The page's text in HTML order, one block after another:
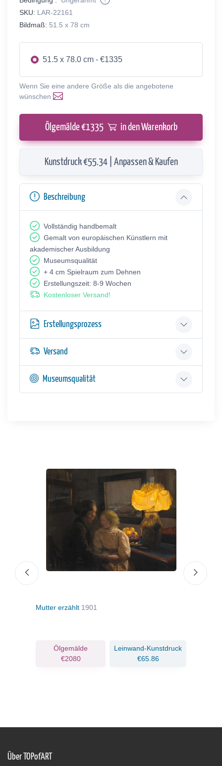
SKU: LAR-22161
Bildmaß: 51.5 x 78 cm
51.5 x 78.0 cm - €1335
Wenn Sie eine andere Größe als die angebotene
wünschen
Ölgemälde €1335 in den Warenkorb
Kunstdruck €55.34 | Anpassen & Kaufen
Beschreibung
Vollständig handbemalt
Gemalt von europäischen Künstlern mit
akademischer Ausbildung
Museumsqualität
+ 4 cm Spielraum zum Dehnen
Erstellungszeit: 8-9 Wochen
Kostenloser Versand!
Erstellungsprozess
Versand
Museumsqualität
Mutter erzählt 1901
Ölgemälde
€2080
Leinwand-Kunstdruck
€65.86
Über TOPofART